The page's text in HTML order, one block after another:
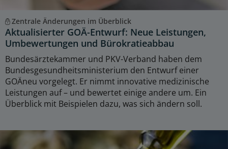
Zentrale Änderungen im Überblick
Aktualisierter GOÄ-Entwurf: Neue Leistungen,
Umbewertungen und Bürokratieabbau
Bundesärztekammer und PKV-Verband haben dem
Bundesgesundheitsministerium den Entwurf einer
GOÄneu vorgelegt. Er nimmt innovative medizinische
Leistungen auf – und bewertet einige andere um. Ein
Überblick mit Beispielen dazu, was sich ändern soll.